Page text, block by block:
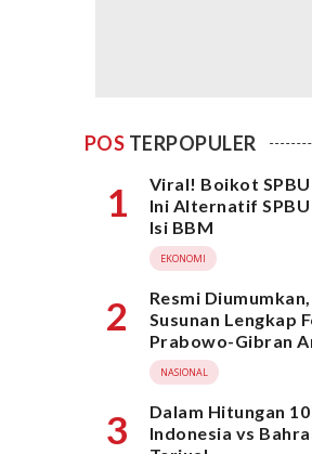
POS TERPOPULER
1
Viral! Boikot
Ini Alternatif
Isi BBM
EKONOMI
2
Resmi
Susunan Lengkap
Prabowo-Gibran
2024, Ada Ridwan
Suami Yenny Wahid
NASIONAL
3
Dalam Hitungan
Indonesia vs